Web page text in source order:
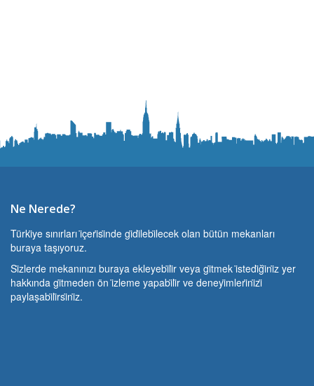
Ne Nerede?
Türki̇ye sınırları i̇çeri̇si̇nde gi̇di̇lebi̇lecek olan bütün mekanları
buraya taşıyoruz.
Si̇zlerde mekanınızı buraya ekleyebi̇li̇r veya gi̇tmek i̇stedi̇ği̇ni̇z yer
hakkında gi̇tmeden ön i̇zleme yapabi̇li̇r ve deneyi̇mleri̇ni̇zi̇
paylaşabi̇li̇rsi̇ni̇z.